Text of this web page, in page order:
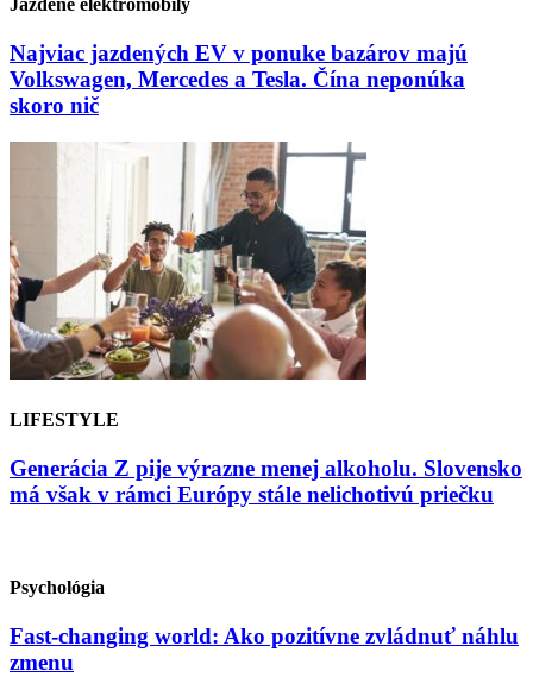
Najviac jazdených EV v ponuke bazárov majú
Volkswagen, Mercedes a Tesla. Čína neponúka
skoro nič
LIFESTYLE
Generácia Z pije výrazne menej alkoholu. Slovensko
má však v rámci Európy stále nelichotivú priečku
Psychológia
Fast-changing world: Ako pozitívne zvládnuť náhlu
zmenu